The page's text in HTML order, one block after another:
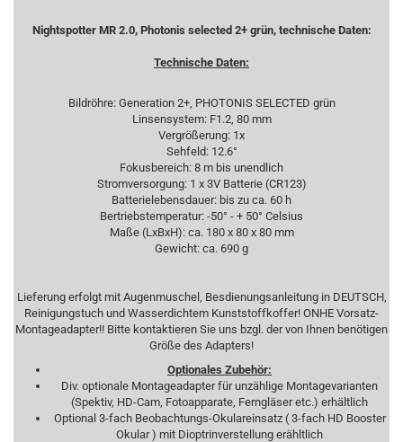
Nightspotter MR 2.0, Photonis selected 2+ grün, technische Daten:
Technische Daten:
Bildröhre: Generation 2+, PHOTONIS SELECTED grün
Linsensystem: F1.2, 80 mm
Vergrößerung: 1x
Sehfeld: 12.6°
Fokusbereich: 8 m bis unendlich
Stromversorgung: 1 x 3V Batterie (CR123)
Batterielebensdauer: bis zu ca. 60 h
Bertriebstemperatur: -50° - + 50° Celsius
Maße (LxBxH): ca. 180 x 80 x 80 mm
Gewicht: ca. 690 g
Lieferung erfolgt mit Augenmuschel, Besdienungsanleitung in DEUTSCH,
Reinigungstuch und Wasserdichtem Kunststoffkoffer! ONHE Vorsatz-
Montageadapter!! Bitte kontaktieren Sie uns bzgl. der von Ihnen benötigen
Größe des Adapters!
Optionales Zubehör:
Div. optionale Montageadapter für unzählige Montagevarianten
(Spektiv, HD-Cam, Fotoapparate, Ferngläser etc.) erhältlich
Optional 3-fach Beobachtungs-Okulareinsatz ( 3-fach HD Booster
Okular ) mit Dioptrinverstellung erähltlich